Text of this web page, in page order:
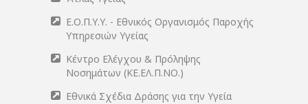
Ε.Ο.Π.Υ.Υ. - Εθνικός Οργανισμός Παροχής
Υπηρεσιών Υγείας
Κέντρο Ελέγχου & Πρόληψης
Νοσημάτων (ΚΕ.ΕΛ.Π.ΝΟ.)
Εθνικά Σχέδια Δράσης για την Υγεία